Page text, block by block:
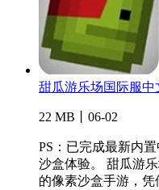
甜瓜游乐场国际服中
22 MB丨06-02
PS：已完成最新内
沙盒体验。 甜瓜游
的像素沙盒手游，